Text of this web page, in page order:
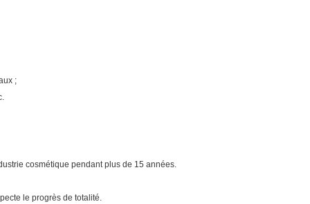
;
cosmétique pendant plus de 15 années.
le progrès de totalité.